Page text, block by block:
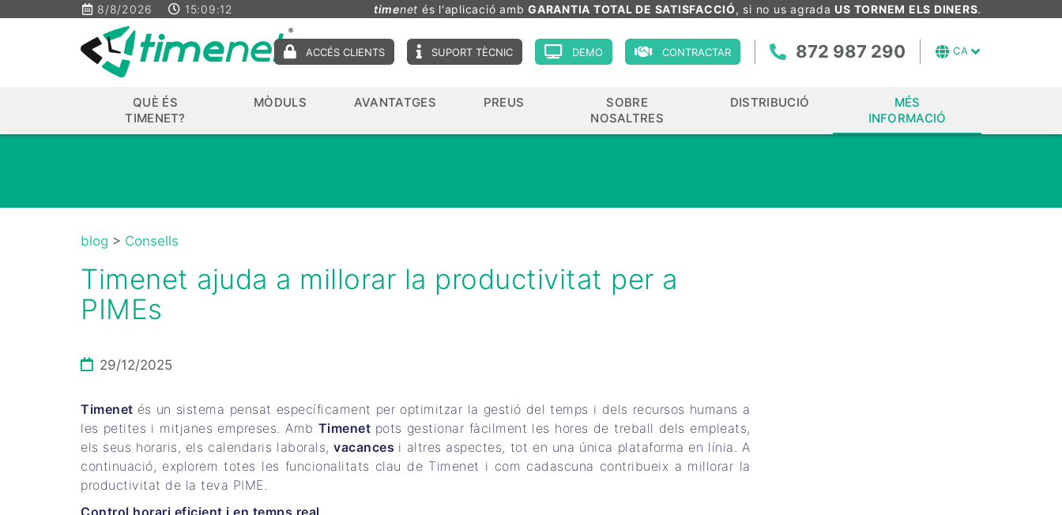
8/8/2026 15:09:13 timenet és l'aplicació amb GARANTIA TOTAL DE SATISFACCIÓ, si no us agrada US TORNEM ELS DINERS.
CONTRACTAR
DEMO
SUPORT TÈCNIC
ACCÉS CLIENTS CA
872 987 290
QUÈ ÉS
TIMENET?
MÒDULS AVANTATGES PREUS
SOBRE
NOSALTRES
DISTRIBUCIÓ
MÉS
INFORMACIÓ
blog > Consells
Timenet ajuda a millorar la productivitat per a
PIMEs
29/12/2025
Timenet és un sistema pensat específicament per optimitzar la gestió del temps i dels recursos humans a
les petites i mitjanes empreses. Amb Timenet pots gestionar fàcilment les hores de treball dels empleats,
els seus horaris, els calendaris laborals,vacances i altres aspectes, tot en una única plataforma en línia. A
continuació, explorem totes les funcionalitats clau de Timenet i com cadascuna contribueix a millorar la
productivitat de la teva PIME.
Control horari eficient i en temps real